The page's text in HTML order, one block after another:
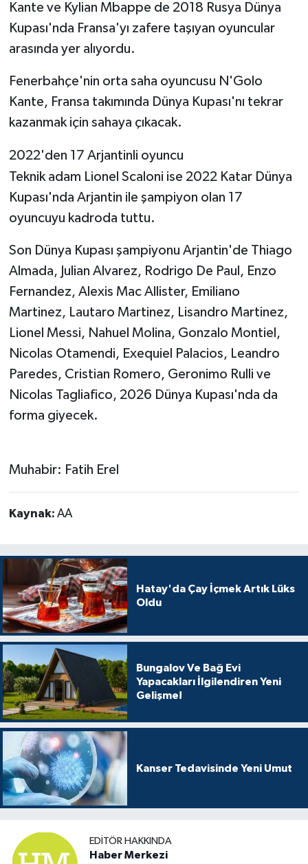
Kante ve Kylian Mbappe de 2018 Rusya Dünya
Kupası'nda Fransa'yı zafere taşıyan oyuncular
arasında yer alıyordu.
Fenerbahçe'nin orta saha oyuncusu N'Golo
Kante, Fransa takımında Dünya Kupası'nı tekrar
kazanmak için sahaya çıkacak.
2022'den 17 Arjantinli oyuncu
Teknik adam Lionel Scaloni ise 2022 Katar Dünya
Kupası'nda Arjantin ile şampiyon olan 17
oyuncuyu kadroda tuttu.
Son Dünya Kupası şampiyonu Arjantin'de Thiago
Almada, Julian Alvarez, Rodrigo De Paul, Enzo
Fernandez, Alexis Mac Allister, Emiliano
Martinez, Lautaro Martinez, Lisandro Martinez,
Lionel Messi, Nahuel Molina, Gonzalo Montiel,
Nicolas Otamendi, Exequiel Palacios, Leandro
Paredes, Cristian Romero, Geronimo Rulli ve
Nicolas Tagliafico, 2026 Dünya Kupası'nda da
forma giyecek.
Muhabir: Fatih Erel
Kaynak: AA
Hatay'da Çay İçmek Artık Lüks
Oldu
Bungalov Ve Bağ Evi
Yapacakları İlgilendiren Yeni
Gelişme!
Kanser Tedavisinde Yeni Umut
EDITÖR HAKKINDA
Haber Merkezi